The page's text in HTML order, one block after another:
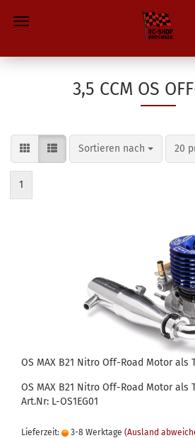
3,5 CCM OS
Sortieren nach
Sortieren nach 20
pro
1
OS MAX B21 Nitro Off-Road Motor als
OS MAX B21 Nitro Off-Road Motor als
Art.Nr: L-OS1EG01
Lieferzeit: 3-8 Werktage (Ausland